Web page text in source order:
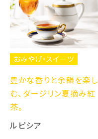
おみやげ・スイーツ
豊かな香りと余韻を楽し
む、ダージリン夏摘み紅
茶。
ルピシア